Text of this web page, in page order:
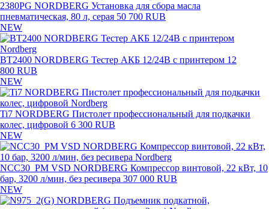
2380PG NORDBERG Установка для сбора масла
пневматическая, 80 л, серая 50 700 RUB
NEW
BT2400 NORDBERG Тестер АКБ 12/24В с принтером 12
800 RUB
NEW
Ti7 NORDBERG Пистолет профессиональный для подкачки
колес, цифровой 6 300 RUB
NEW
NCC30_PM VSD NORDBERG Компрессор винтовой, 22 кВт, 10
бар, 3200 л/мин, без ресивера 307 000 RUB
NEW